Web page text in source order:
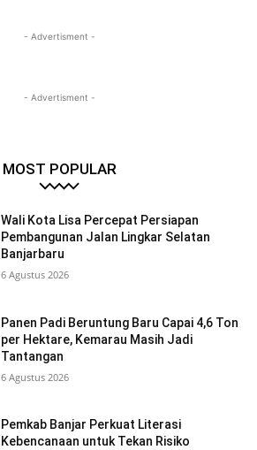
- Advertisment -
- Advertisment -
MOST POPULAR
Wali Kota Lisa Percepat Persiapan
Pembangunan Jalan Lingkar Selatan
Banjarbaru
6 Agustus 2026
Panen Padi Beruntung Baru Capai 4,6 Ton
per Hektare, Kemarau Masih Jadi
Tantangan
6 Agustus 2026
Pemkab Banjar Perkuat Literasi
Kebencanaan untuk Tekan Risiko